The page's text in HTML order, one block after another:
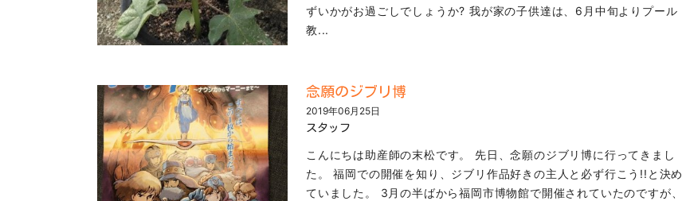
ずいかがお過ごしでしょうか? 我が家の子供達は、6月中旬よりプール
教...
念願のジブリ博
2019年06月25日
スタッフ
こんにちは助産師の末松です。 先日、念願のジブリ博に行ってきまし
た。 福岡での開催を知り、ジブリ作品好きの主人と必ず行こう!!と決め
ていました。 3月の半ばから福岡市博物館で開催されていたのですが、